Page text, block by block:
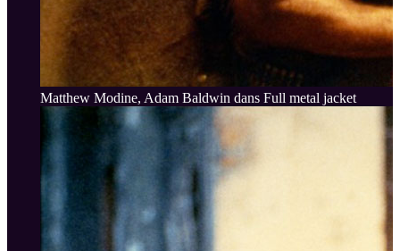
Matthew Modine, Adam Baldwin dans Full metal jacket